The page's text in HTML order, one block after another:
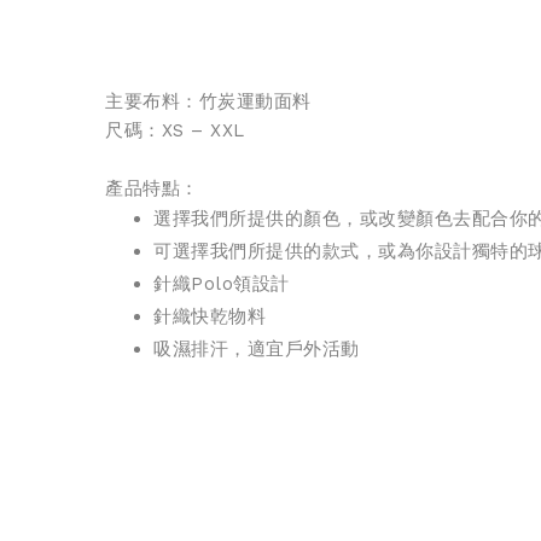
主要布料： 竹炭運動面料
尺碼：XS – XXL
產品特點：
選擇我們所提供的顏色，或改變顏色去配合你
可選擇我們所提供的款式，或為你設計獨特的
針織Polo領設計
針織快乾物料
吸濕排汗，適宜戶外活動